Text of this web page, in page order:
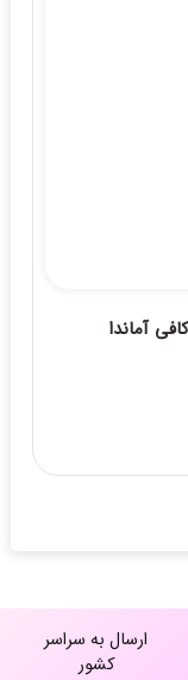
آماندا
ارسال به سراسر
کشور